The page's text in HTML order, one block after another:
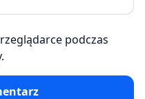
podczas